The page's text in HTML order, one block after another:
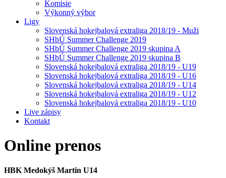
Komisie
Výkonný výbor
Ligy
Slovenská hokejbalová extraliga 2018/19 - Muži
SHbÚ Summer Challenge 2019
SHbÚ Summer Challenge 2019 skupina A
SHbÚ Summer Challenge 2019 skupina B
Slovenská hokejbalová extraliga 2018/19 - U19
Slovenská hokejbalová extraliga 2018/19 - U16
Slovenská hokejbalová extraliga 2018/19 - U14
Slovenská hokejbalová extraliga 2018/19 - U12
Slovenská hokejbalová extraliga 2018/19 - U10
Live zápisy
Kontakt
Online prenos
HBK Medokýš Martin U14